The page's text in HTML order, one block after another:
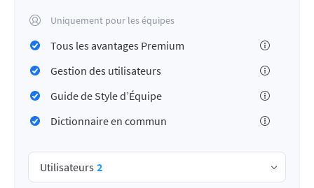
Uniquement pour les équipes
Tous les avantages Premium
Gestion des utilisateurs
Guide de Style d’Équipe
Dictionnaire en commun
Utilisateurs 2